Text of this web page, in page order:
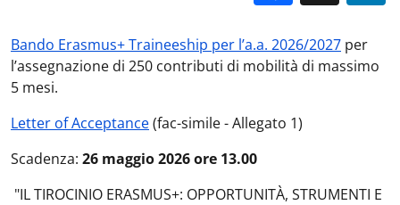
Bando Erasmus+ Traineeship per l’a.a. 2026/2027 per
l’assegnazione di 250 contributi di mobilità di massimo
5 mesi.
Letter of Acceptance(fac-simile - Allegato 1)
Scadenza: 26 maggio 2026 ore 13.00
"IL TIROCINIO ERASMUS+: OPPORTUNITÀ, STRUMENTI E